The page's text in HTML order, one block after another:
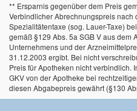
** Ersparnis gegenüber dem Preis
Verbindlicher Abrechnungspreis nach
Spezialitätentaxe (sog. Lauer-Taxe)
gemäß §129 Abs. 5a SGB V aus dem
Unternehmens und der
31.12.2003 ergibt. Bei nicht
Preis für Apotheken nicht verbindlich.
GKV von der Apotheke bei
diesen Abgabepreis gewährt (§130